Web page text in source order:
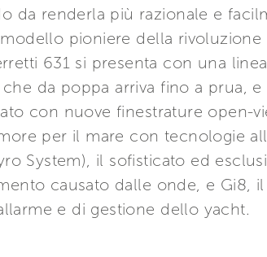
da renderla più razionale e
pioniere della
631 si presenta con una
da poppa arriva fino a prua,
con nuove finestrature open-
per il mare con tecnologie
System), il sofisticato ed
causato dalle onde, e Gi8,
e di gestione dello yacht.